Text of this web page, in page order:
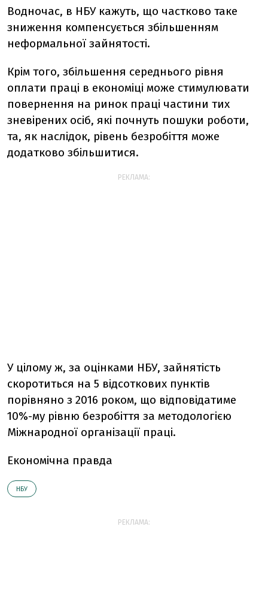
Водночас, в НБУ кажуть, що частково таке
зниження компенсується збільшенням
неформальної зайнятості.
Крім того, збільшення середнього рівня
оплати праці в економіці може стимулювати
повернення на ринок праці частини тих
зневірених осіб, які почнуть пошуки роботи,
та, як наслідок, рівень безробіття може
додатково збільшитися.
РЕКЛАМА:
У цілому ж, за оцінками НБУ, зайнятість
скоротиться на 5 відсоткових пунктів
порівняно з 2016 роком, що відповідатиме
10%-му рівню безробіття за методологією
Міжнародної організації праці.
Економічна правда
НБУ
РЕКЛАМА: